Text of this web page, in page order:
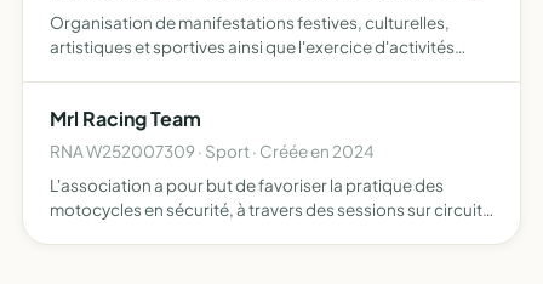
Organisation de manifestations festives, culturelles,
artistiques et sportives ainsi que l'exercice d'activités
Mrl Racing Team
RNA W252007309 · Sport · Créée en 2024
L'association a pour but de favoriser la pratique des
motocycles en sécurité, à travers des sessions sur circuits